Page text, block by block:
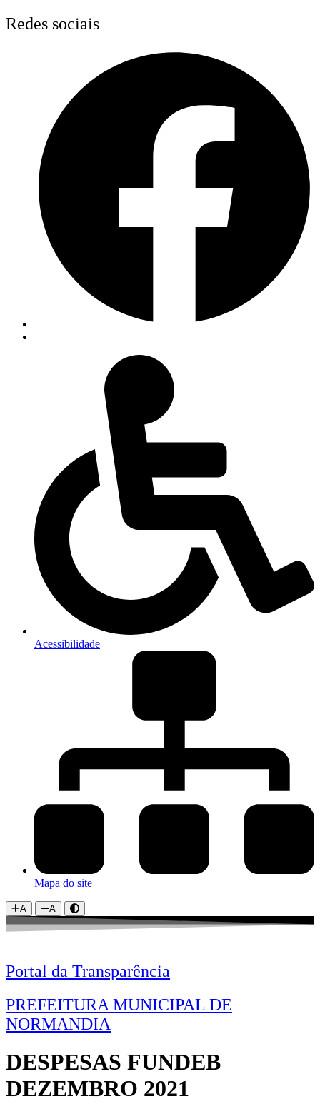
Skip
to
Redes sociais
Acessibilidade
Mapa do site
A A
Portal da Transparência
PREFEITURA MUNICIPAL DE
NORMANDIA
DESPESAS FUNDEB
DEZEMBRO 2021